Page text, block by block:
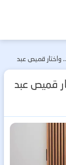
الصيباري بافاري حتى 2031.. واختار قميص عبد
حتى 2031.. واختار قميص عبد